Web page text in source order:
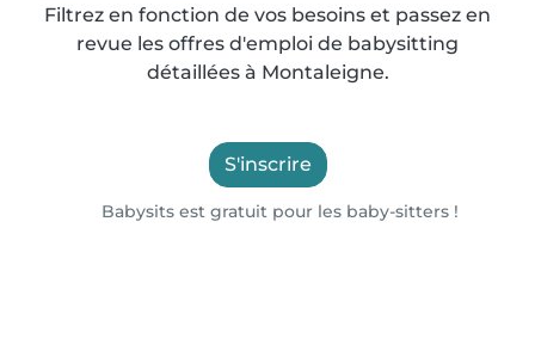
Filtrez en fonction de vos besoins et passez en
revue les offres d'emploi de babysitting
détaillées à Montaleigne.
S'inscrire
Babysits est gratuit pour les baby-sitters !